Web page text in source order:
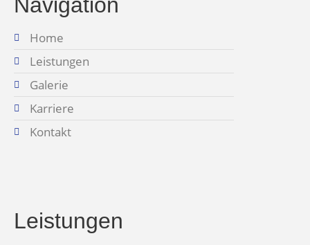
Home
Leistungen
Galerie
Karriere
Kontakt
Leistungen